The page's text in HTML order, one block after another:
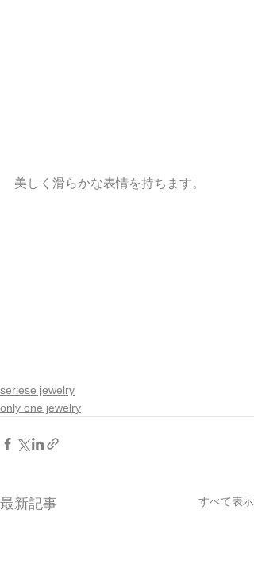
美しく滑らかな表情を持ちます。
seriese jewelry
only one jewelry
最新記事 すべて表示